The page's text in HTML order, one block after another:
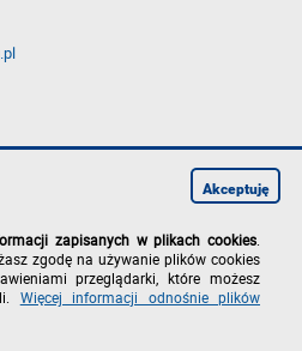
zapisanych w plikach cookies
zgodę na używanie plików cookies
przeglądarki, które możesz
Więcej informacji odnośnie plików
Akceptuję